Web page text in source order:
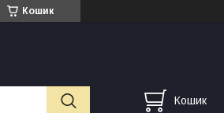
Кошик
Кошик